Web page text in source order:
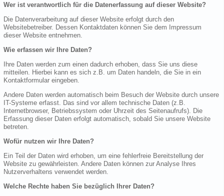
Wer ist verantwortlich für die Datenerfassung auf dieser Website?
Die Datenverarbeitung auf dieser Website erfolgt durch den
Websitebetreiber. Dessen Kontaktdaten können Sie dem Impressum
dieser Website entnehmen.
Wie erfassen wir Ihre Daten?
Ihre Daten werden zum einen dadurch erhoben, dass Sie uns diese
mitteilen. Hierbei kann es sich z.B. um Daten handeln, die Sie in ein
Kontaktformular eingeben.
Andere Daten werden automatisch beim Besuch der Website durch unsere
IT-Systeme erfasst. Das sind vor allem technische Daten (z.B.
Internetbrowser, Betriebssystem oder Uhrzeit des Seitenaufrufs). Die
Erfassung dieser Daten erfolgt automatisch, sobald Sie unsere Website
betreten.
Wofür nutzen wir Ihre Daten?
Ein Teil der Daten wird erhoben, um eine fehlerfreie Bereitstellung der
Website zu gewährleisten. Andere Daten können zur Analyse Ihres
Nutzerverhaltens verwendet werden.
Welche Rechte haben Sie bezüglich Ihrer Daten?